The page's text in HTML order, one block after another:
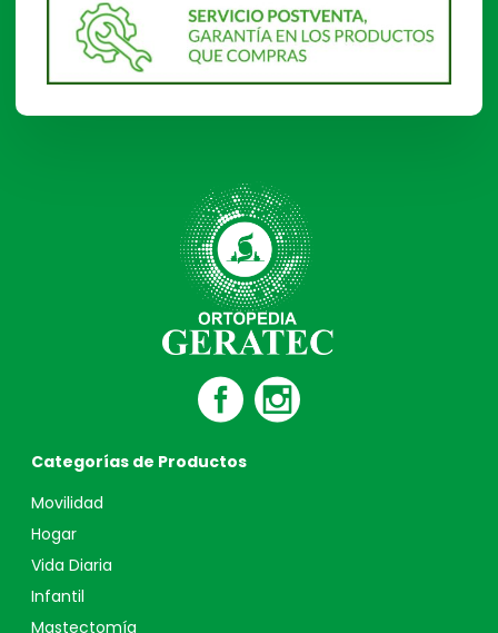
Categorías de Productos
Movilidad
Hogar
Vida Diaria
Infantil
Mastectomía